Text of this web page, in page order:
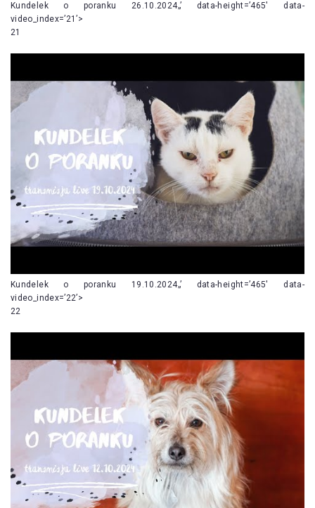
Kundelek o poranku 26.10.2024„’ data-height=’465′ data-
video_index=’21’>
21
Kundelek o poranku 19.10.2024„’ data-height=’465′ data-
video_index=’22’>
22